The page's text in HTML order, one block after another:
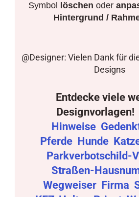
Symbol
löschen oder
Hintergrund /
@Designer: Vielen Dank für
Designs
Entdecke viele
Designvorlagen!
Hinweise
Pferde Hunde
Parkverbotschild-
Straßen-
Wegweiser Firma